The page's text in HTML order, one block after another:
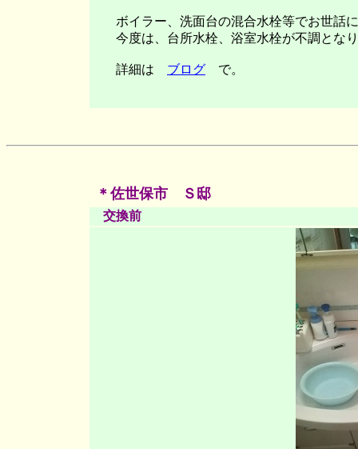
ボイラー、洗面台の混合水栓等でお世話に
今度は、台所水栓、浴室水栓が不調となり
詳細は ブログ で。
＊佐世保市 Ｓ邸
交換前